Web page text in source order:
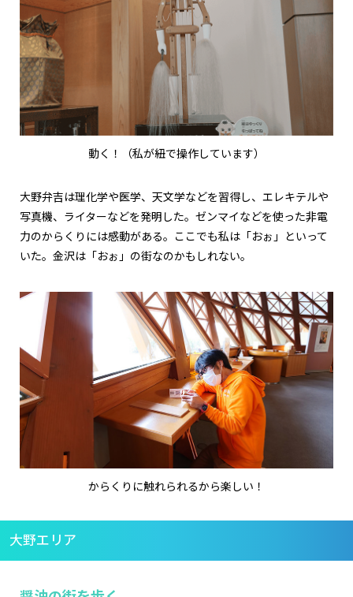
動く！（私が紐で操作しています）
大野弁吉は理化学や医学、天文学などを習得し、エレキテルや
写真機、ライターなどを発明した。ゼンマイなどを使った非電
力のからくりには感動がある。ここでも私は「おぉ」といって
いた。金沢は「おぉ」の街なのかもしれない。
からくりに触れられるから楽しい！
大野エリア